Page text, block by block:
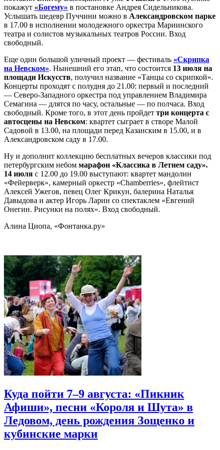
покажут «Богему» в постановке Андрея Сидельникова.
Услышать шедевр Пуччини можно в Александровском парке
в 17.00 в исполнении молодежного оркестра Мариинского
театра и солистов музыкальных театров России. Вход
свободный.
Еще один большой уличный проект — фестиваль «Скрипка
на Невском». Нынешний его этап, что состоится 13 июля на
площади Искусств, получил название «Танцы со скрипкой».
Концерты проходят с полудня до 21.00: первый и последний
— Северо-Западного оркестра под управлением Владимира
Семагина — длятся по часу, остальные — по полчаса. Вход
свободный. Кроме того, в этот день пройдет три концерта с
автосцены на Невском: квартет сыграет в створе Малой
Садовой в 13.00, на площади перед Казанским в 15.00, и в
Александровском саду в 17.00.
Ну и дополнит коллекцию бесплатных вечеров классики под
петербургским небом марафон «Классика в Летнем саду».
14 июля с 12.00 до 19.00 выступают: квартет мандолин
«Фейерверк», камерный оркестр «Chamberries», флейтист
Алексей Ужегов, певец Олег Крикун, балерина Наталья
Давыдова и актер Игорь Ларин со спектаклем «Евгений
Онегин. Рисунки на полях». Вход свободный.
Алина Циопа, «Фонтанка.ру»
Куда пойти 7–9 августа: «Пикник
Афиши», песни «Короля и Шута» в
Ледовом, день рождения Зощенко и
кубинские марки